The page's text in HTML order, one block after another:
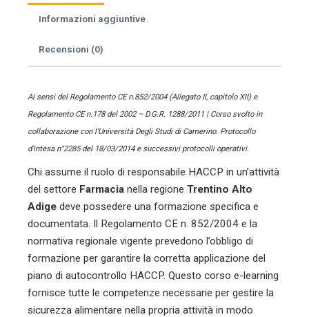
Farmacia
quantità
Informazioni aggiuntive
Recensioni (0)
Ai sensi del Regolamento CE n.852/2004 (Allegato II, capitolo XII) e
Regolamento CE n.178 del 2002 – D.G.R. 1288/2011 | Corso svolto in
collaborazione con l’Università Degli Studi di Camerino. Protocollo
d’intesa n°2285 del 18/03/2014 e successivi protocolli operativi.
Chi assume il ruolo di responsabile HACCP in un’attività
del settore Farmacia nella regione Trentino Alto
Adige deve possedere una formazione specifica e
documentata. Il Regolamento CE n. 852/2004 e la
normativa regionale vigente prevedono l’obbligo di
formazione per garantire la corretta applicazione del
piano di autocontrollo HACCP. Questo corso e-learning
fornisce tutte le competenze necessarie per gestire la
sicurezza alimentare nella propria attività in modo